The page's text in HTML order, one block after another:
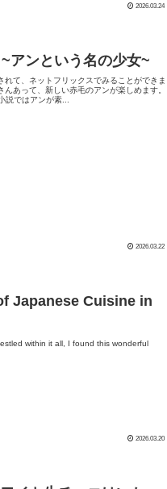
2026.03.24
アンという名の少女~
て、ネットフリックスでみることができま
あって、新しい赤毛のアンが楽しめます。
説ではアンが素...
2026.03.22
Japanese Cuisine in
within it all, I found this wonderful
2026.03.20